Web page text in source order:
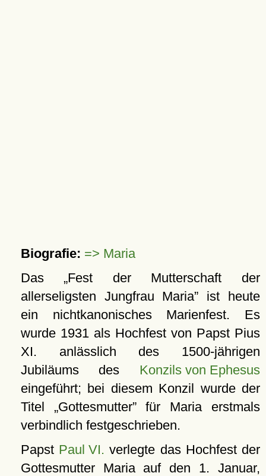
Biografie: => Maria
Das Fest der Mutterschaft der
allerseligsten Jungfrau Maria
ist heute
ein nichtkanonisches Marienfest. Es
wurde 1931 als Hochfest von Papst Pius
XI. anlässlich des 1500-jährigen
Jubiläums des Konzils von Ephesus
eingeführt; bei diesem Konzil wurde der
Titel
Gottesmutter für Maria erstmals
verbindlich festgeschrieben.
Papst Paul VI. verlegte das Hochfest der
Gottesmutter Maria auf den 1. Januar,